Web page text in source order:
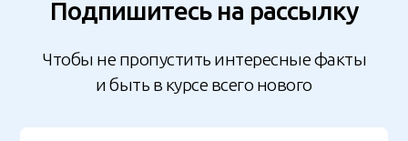
Подпишитесь на рассылку
Чтобы не пропустить интересные факты
и быть в курсе всего нового